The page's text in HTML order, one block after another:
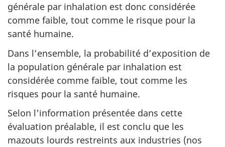
générale par inhalation est donc considérée
comme faible, tout comme le risque pour la
santé humaine.
Dans l’ensemble, la probabilité d’exposition de
la population générale par inhalation est
considérée comme faible, tout comme les
risques pour la santé humaine.
Selon l'information présentée dans cette
évaluation préalable, il est conclu que les
mazouts lourds restreints aux industries (nos